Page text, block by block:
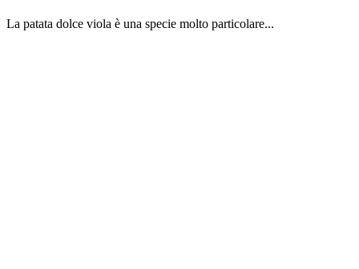
La patata dolce viola è una specie molto particolare...